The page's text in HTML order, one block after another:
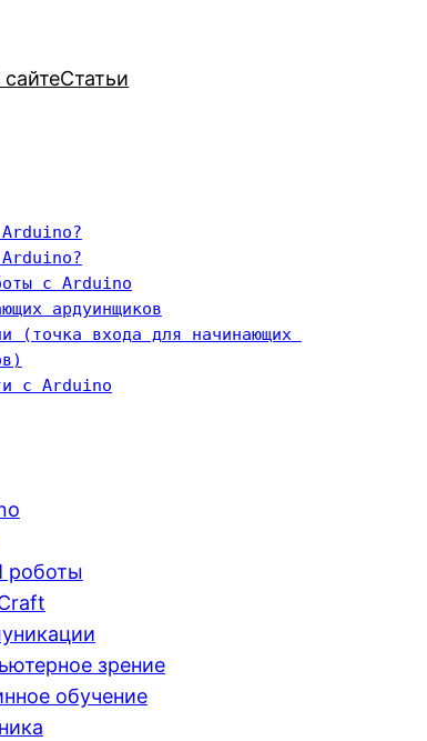
Статьи
с Arduino
ардуинщиков
(точка входа для начинающих
с Arduino
роботы
зрение
обучение